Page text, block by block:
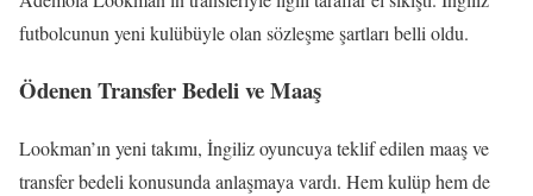
futbolcunun yeni kulübüyle olan sözleşme şartları belli oldu.
Ödenen Transfer Bedeli ve Maaş
Lookman’ın yeni takımı, İngiliz oyuncuya teklif edilen maaş ve
transfer bedeli konusunda anlaşmaya vardı. Hem kulüp hem de